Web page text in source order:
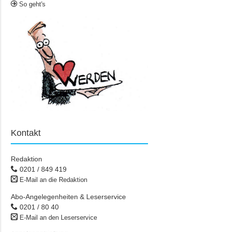
So geht's
Kontakt
Redaktion
0201 / 849 419
E-Mail an die Redaktion
Abo-Angelegenheiten & Leserservice
0201 / 80 40
E-Mail an den Leserservice